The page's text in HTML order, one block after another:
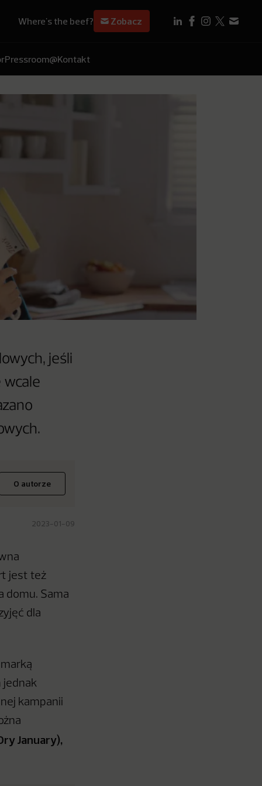
Where's the beef? Zobacz
Pressroom@Kontakt
jeśli
wcale
O autorze
2023-01-09
jest też
domu. Sama
dla
jednak
kampanii
January),